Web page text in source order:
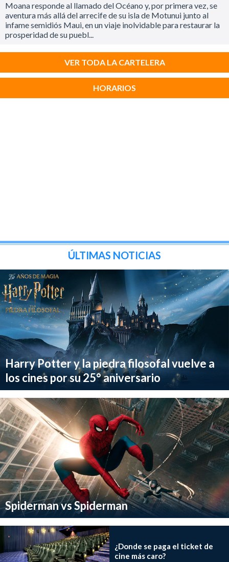
Moana responde al llamado del Océano y, por primera vez, se
aventura más allá del arrecife de su isla de Motunui junto al
infame semidiós Maui, en un viaje inolvidable para restaurar la
prosperidad de su puebl...
VER TODA LA CARTELERA
HORARIOS
ÚLTIMAS NOTICIAS
Harry Potter y la piedra filosofal vuelve a
los cines por su 25° aniversario
Spiderman vs Spiderman
¿Donde se paga el ticket de
cine más caro?